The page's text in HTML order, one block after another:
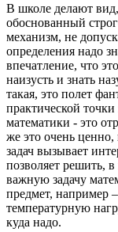
В школе делают вид,
обоснованный
механизм, не
определения надо
впечатление, что
наизусть и знать
такая, это полет
практической
математики - это
же это очень
задач вызывает
позволяет решить,
важную задачу
предмет, например
температурную
куда надо.